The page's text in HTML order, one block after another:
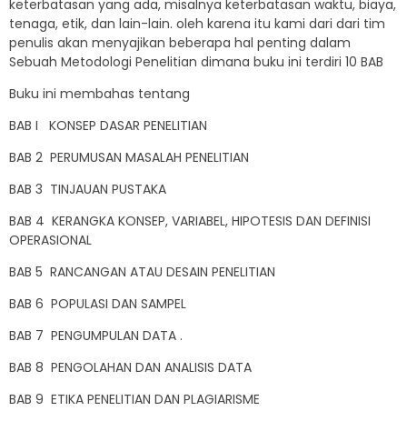
keterbatasan yang ada, misalnya keterbatasan waktu, biaya,
tenaga, etik, dan lain-lain. oleh karena itu kami dari dari tim
penulis akan menyajikan beberapa hal penting dalam
Sebuah Metodologi Penelitian dimana buku ini terdiri 10 BAB
Buku ini membahas tentang
BAB I KONSEP DASAR PENELITIAN
BAB 2 PERUMUSAN MASALAH PENELITIAN
BAB 3 TINJAUAN PUSTAKA
BAB 4 KERANGKA KONSEP, VARIABEL, HIPOTESIS DAN DEFINISI
OPERASIONAL
BAB 5 RANCANGAN ATAU DESAIN PENELITIAN
BAB 6 POPULASI DAN SAMPEL
BAB 7 PENGUMPULAN DATA .
BAB 8 PENGOLAHAN DAN ANALISIS DATA
BAB 9 ETIKA PENELITIAN DAN PLAGIARISME